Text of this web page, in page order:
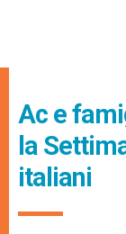
Ac e
la
italiani